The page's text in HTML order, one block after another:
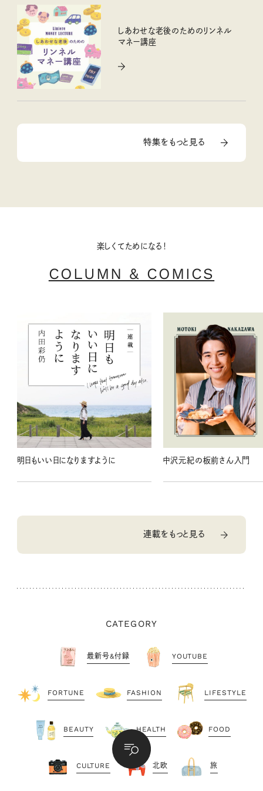
しあわせな老後のためのリンネル
マネー講座
特集をもっと見る
楽しくてためになる！
COLUMN & COMICS
明日もいい日になりますように 中沢元紀の板前さん入門
連載をもっと見る
CATEGORY
最新号&付録 YOUTUBE
FORTUNE FASHION LIFESTYLE
BEAUTY HEALTH FOOD
CULTURE 北欧 旅